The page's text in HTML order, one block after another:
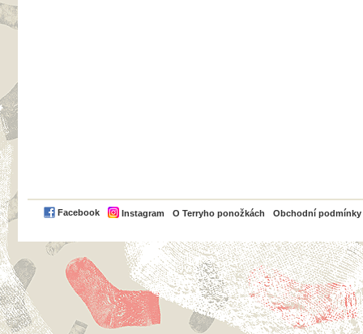
Facebook Instagram O Terryho ponožkách Obchodní podmínky
PayPal